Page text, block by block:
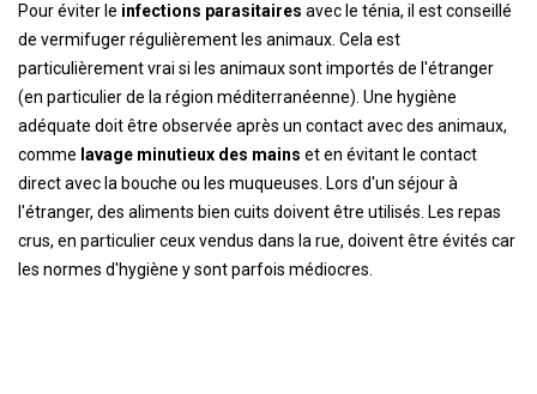
Pour éviter le infections parasitaires avec le ténia, il est conseillé
de vermifuger régulièrement les animaux. Cela est
particulièrement vrai si les animaux sont importés de l'étranger
(en particulier de la région méditerranéenne). Une hygiène
adéquate doit être observée après un contact avec des animaux,
comme lavage minutieux des mains et en évitant le contact
direct avec la bouche ou les muqueuses. Lors d'un séjour à
l'étranger, des aliments bien cuits doivent être utilisés. Les repas
crus, en particulier ceux vendus dans la rue, doivent être évités car
les normes d'hygiène y sont parfois médiocres.